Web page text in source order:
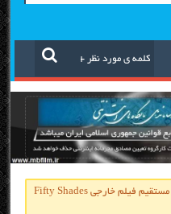
دانلود مستقیم فیلم خارجی Fifty Shades